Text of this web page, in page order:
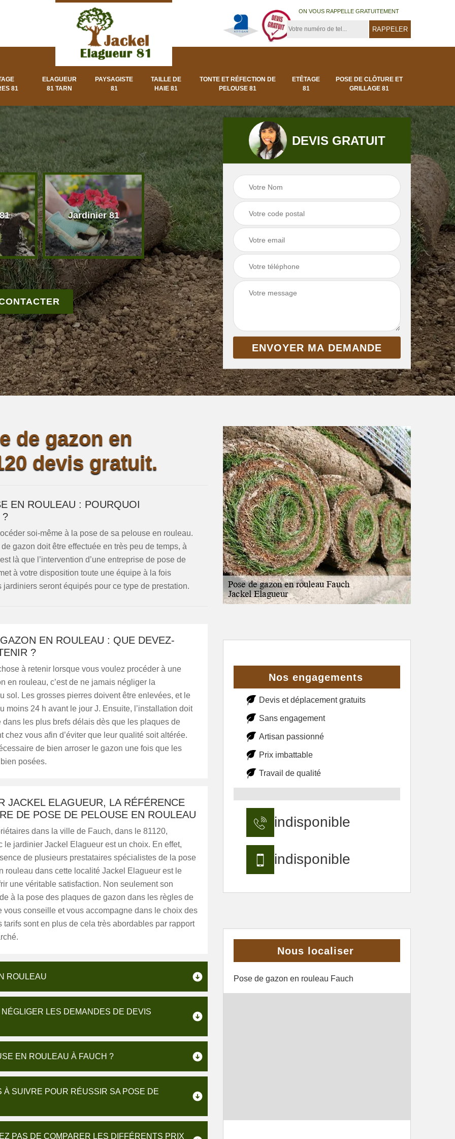
ON VOUS RAPPELLE GRATUITEMENT
81
ELAGUEUR
81 TARN
PAYSAGISTE
81
TAILLE DE
HAIE 81
TONTE ET RÉFECTION DE
PELOUSE 81
ETÊTAGE
81
POSE DE CLÔTURE ET
GRILLAGE 81
Jardinier 81 Paysagiste 81
Pose de clôture et
grillage 81
Pose de gazon en
rouleau 81 Tarn
DEVIS GRATUIT
de gazon en
devis gratuit.
EN ROULEAU : POURQUOI
?
soi-même à la pose de sa pelouse en rouleau.
gazon doit être effectuée en très peu de temps, à
là que l’intervention d’une entreprise de pose de
à votre disposition toute une équipe à la fois
seront équipés pour ce type de prestation.
EN ROULEAU : QUE DEVEZ-
?
à retenir lorsque vous voulez procéder à une
en rouleau, c’est de ne jamais négliger la
sol. Les grosses pierres doivent être enlevées, et le
moins 24 h avant le jour J. Ensuite, l’installation doit
dans les plus brefs délais dès que les plaques de
chez vous afin d’éviter que leur qualité soit altérée.
de bien arroser le gazon une fois que les
posées.
JACKEL ELAGUEUR, LA RÉFÉRENCE
DE POSE DE PELOUSE EN ROULEAU
dans la ville de Fauch, dans le 81120,
le jardinier Jackel Elagueur est un choix. En effet,
de plusieurs prestataires spécialistes de la pose
rouleau dans cette localité Jackel Elagueur est le
une véritable satisfaction. Non seulement son
à la pose des plaques de gazon dans les règles de
vous conseille et vous accompagne dans le choix des
tarifs sont en plus de cela très abordables par rapport
ROULEAU
LES DEMANDES DE DEVIS
EN ROULEAU À FAUCH ?
SUIVRE POUR RÉUSSIR SA POSE DE
PAS DE COMPARER LES DIFFÉRENTS PRIX
Nos engagements
Devis et déplacement gratuits
Sans engagement
Artisan passionné
Prix imbattable
Travail de qualité
indisponible
indisponible
Nous localiser
Pose de gazon en rouleau Fauch